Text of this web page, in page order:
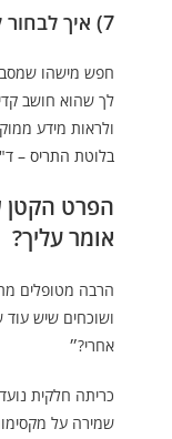
7) איך לבחור למי לפנות?
חפש מישהו
לך שהוא חושב
ולראות מידע
בלוטת התריס –
הפרט הקטן
אומר עליך?
הרבה מטופלים
ושוכחים שיש
אחרי?״
כריתה חלקית
שמירה על